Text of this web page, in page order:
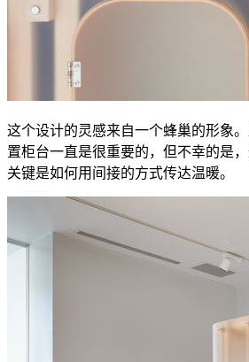
这个设计的灵感来自一个蜂巢的形象
置柜台一直是很重要的，但不幸的是
关键是如何用间接的方式传达温暖。